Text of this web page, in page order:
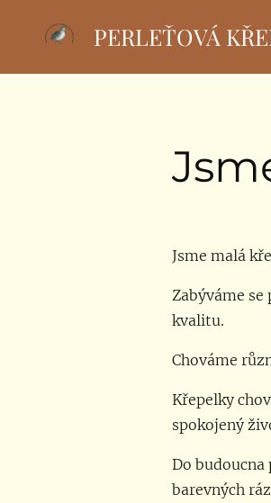
PERLEŤOVÁ
Jsme malá
Zabýváme
kvalitu.
Chováme
Křepelky
spokojený
Do
barevných